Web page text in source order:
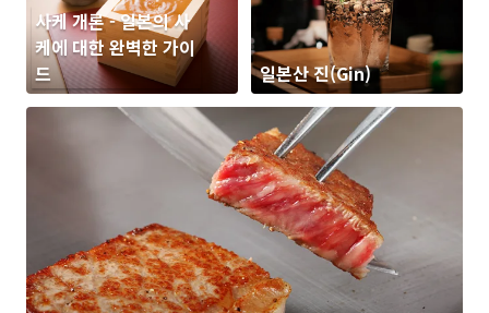
사케 개론 - 일본의 사
케에 대한 완벽한 가이
드
일본산 진(Gin)